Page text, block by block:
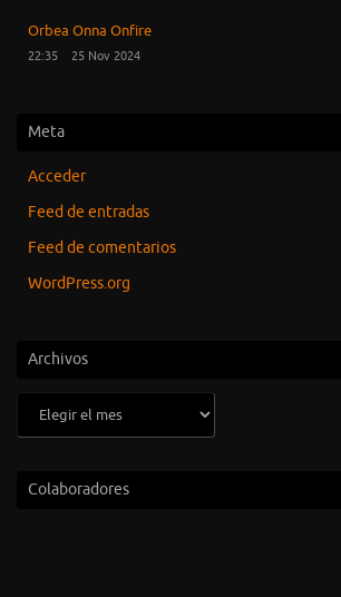
Orbea Onna Onfire
22:35 25 Nov 2024
Meta
Acceder
Feed de entradas
Feed de comentarios
WordPress.org
Archivos
Colaboradores